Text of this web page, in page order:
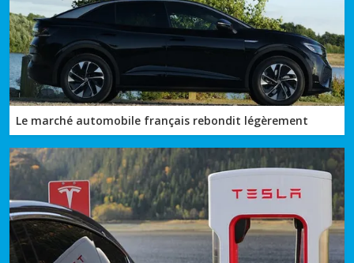
Le marché automobile français rebondit légèrement